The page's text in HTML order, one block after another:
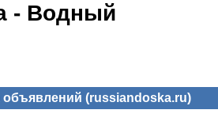
- Водный
объявлений (russiandoska.ru)